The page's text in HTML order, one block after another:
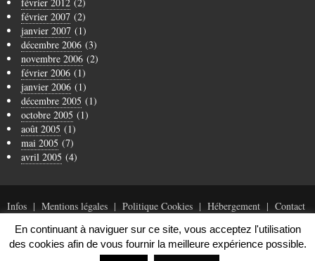
février 2007 (2)
janvier 2007 (1)
décembre 2006 (3)
novembre 2006 (2)
février 2006 (1)
janvier 2006 (1)
décembre 2005 (1)
octobre 2005 (1)
août 2005 (1)
mai 2005 (7)
avril 2005 (4)
Infos Mentions légales Politique Cookies Hébergement Contact
© Copyright 1996-2019 Arnaud Tanchoux
En continuant à naviguer sur ce site, vous acceptez l'utilisation
des cookies afin de vous fournir la meilleure expérience possible.